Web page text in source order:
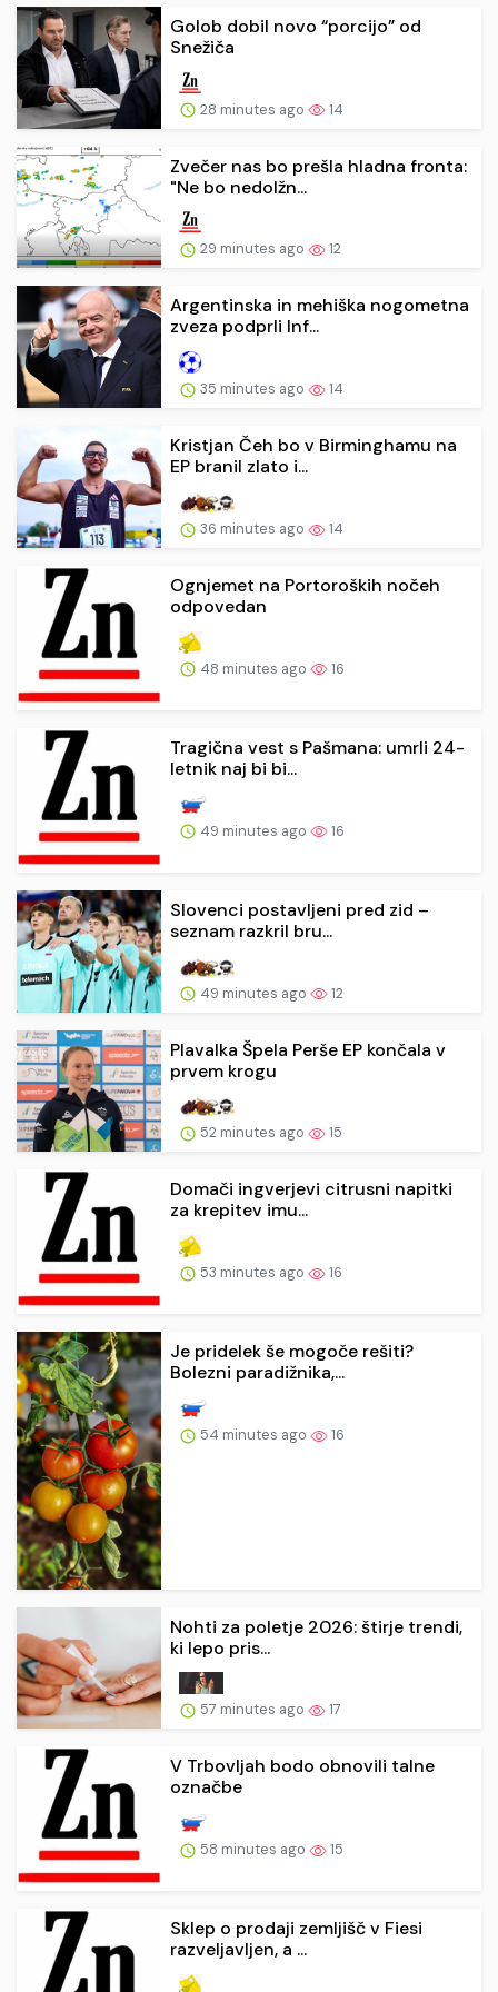
Golob dobil novo “porcijo” od
Snežiča
28 minutes ago 14
Zvečer nas bo prešla hladna fronta:
"Ne bo nedolžn...
29 minutes ago 12
Argentinska in mehiška nogometna
zveza podprli Inf...
35 minutes ago 14
Kristjan Čeh bo v Birminghamu na
EP branil zlato i...
36 minutes ago 14
Ognjemet na Portoroških nočeh
odpovedan
48 minutes ago 16
Tragična vest s Pašmana: umrli 24-
letnik naj bi bi...
49 minutes ago 16
Slovenci postavljeni pred zid –
seznam razkril bru...
49 minutes ago 12
Plavalka Špela Perše EP končala v
prvem krogu
52 minutes ago 15
Domači ingverjevi citrusni napitki
za krepitev imu...
53 minutes ago 16
Je pridelek še mogoče rešiti?
Bolezni paradižnika,...
54 minutes ago 16
Nohti za poletje 2026: štirje trendi,
ki lepo pris...
57 minutes ago 17
V Trbovljah bodo obnovili talne
označbe
58 minutes ago 15
Sklep o prodaji zemljišč v Fiesi
razveljavljen, a ...